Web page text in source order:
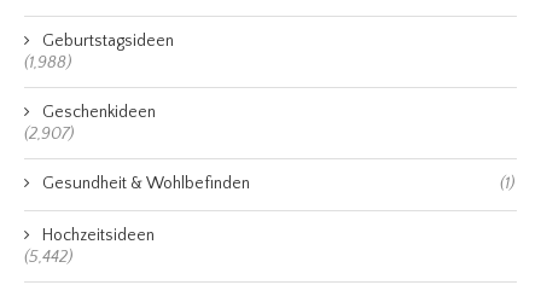
Geburtstagsideen
(1,988)
Geschenkideen
(2,907)
Gesundheit & Wohlbefinden (1)
Hochzeitsideen
(5,442)